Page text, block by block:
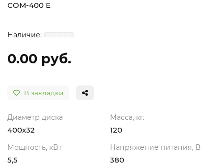
СОМ-400 Е
0.00 руб.
В закладки
Диаметр диска
400х32
Масса, кг.
120
Мощность, кВт
5,5
Напряжение питания, В
380